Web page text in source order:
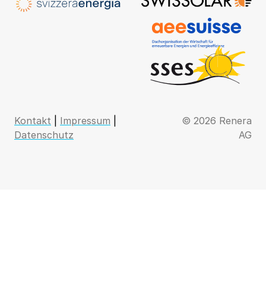
Kontakt Impressum
Datenschutz
© 2026 Renera
AG